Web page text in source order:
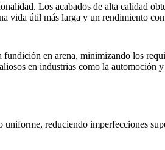
Los acabados de alta calidad
vida útil más larga y un rendimiento
en arena, minimizando los
en industrias como la automoción y
reduciendo imperfecciones